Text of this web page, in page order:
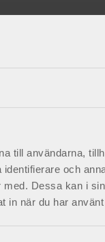
till användarna,
och
Dessa kan i
in när du har